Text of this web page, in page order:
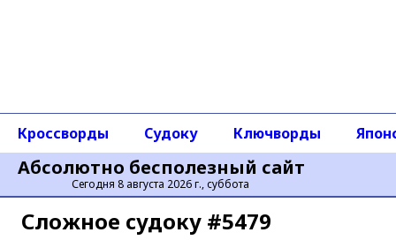
Абсолютно бесполезный сайт
Сегодня 8 августа 2026 г., суббота
Кроссворды Судоку Ключворды
Сложное cудоку #5479